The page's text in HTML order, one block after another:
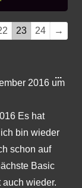
23 24 →
2016 um
Es hat
bin wieder
schon auf
Basic
wieder.
...